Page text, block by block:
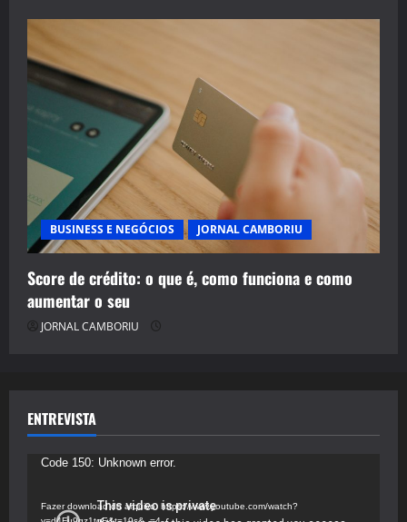
BUSINESS E NEGÓCIOS JORNAL CAMBORIU
Score de crédito: o que é, como funciona e como
aumentar o seu
JORNAL CAMBORIU
ENTREVISTA
Tocador
vídeo
Code 150: Unknown error.
Fazer download do arquivo: https://www.youtube.com/watch?